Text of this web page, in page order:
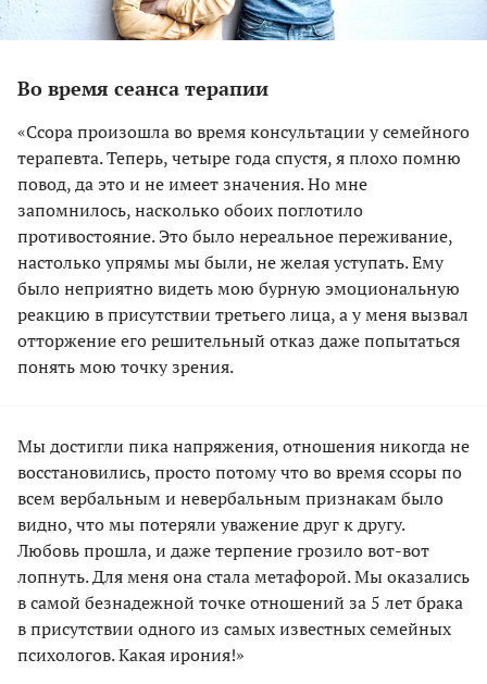
Во время сеанса терапии
«Cсора произошла во время консультации у семейного
терапевта. Теперь, четыре года спустя, я плохо помню
повод, да это и не имеет значения. Но мне
запомнилось, насколько обоих поглотило
противостояние. Это было нереальное переживание,
настолько упрямы мы были, не желая уступать. Ему
было неприятно видеть мою бурную эмоциональную
реакцию в присутствии третьего лица, а у меня вызвал
отторжение его решительный отказ даже попытаться
понять мою точку зрения.
Мы достигли пика напряжения, отношения никогда не
восстановились, просто потому что во время ссоры по
всем вербальным и невербальным признакам было
видно, что мы потеряли уважение друг к другу.
Любовь прошла, и даже терпение грозило вот-вот
лопнуть. Для меня она стала метафорой. Мы оказались
в самой безнадежной точке отношений за 5 лет брака
в присутствии одного из самых известных семейных
психологов. Какая ирония!»